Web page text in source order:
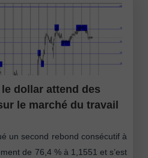
le dollar attend des
le marché du travail
un second rebond consécutif à
de 76,4 % à 1,1551 et s’est